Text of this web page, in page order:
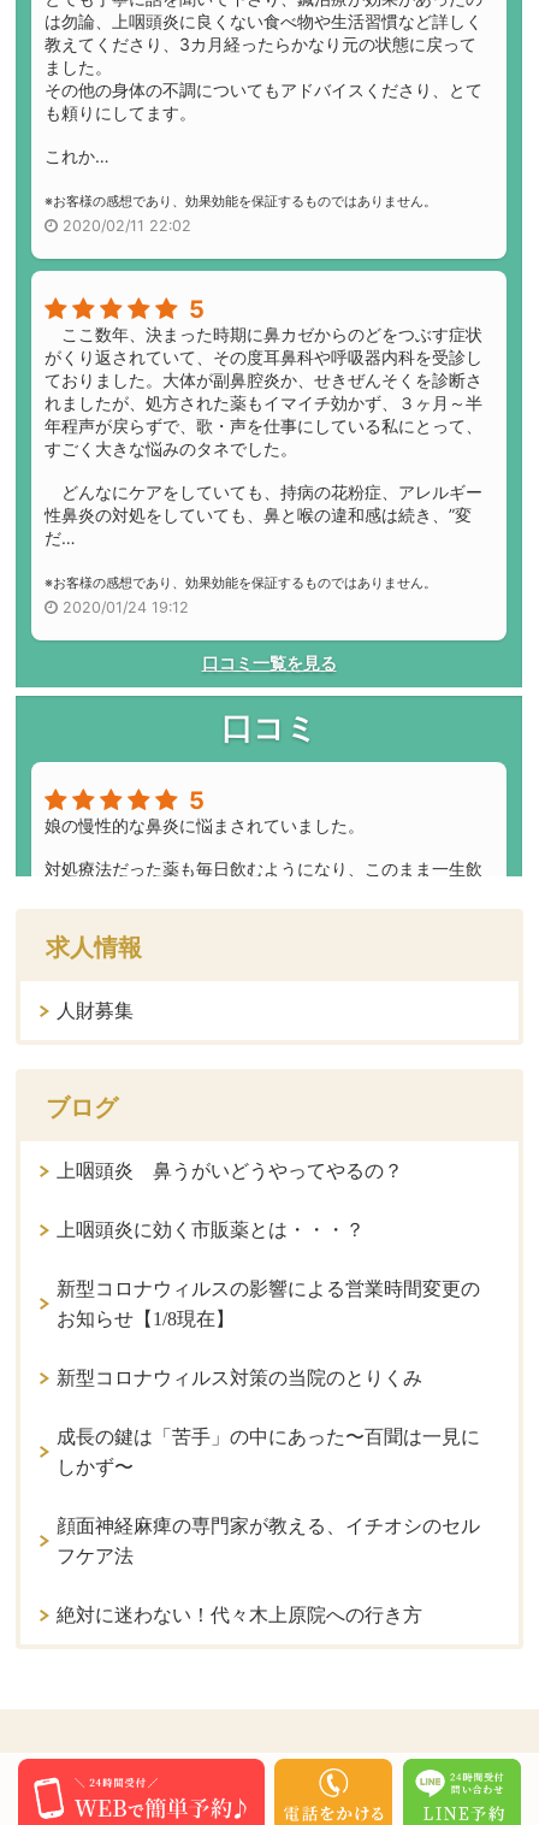
求人情報
人財募集
ブログ
上咽頭炎 鼻うがいどうやってやるの？
上咽頭炎に効く市販薬とは・・・？
新型コロナウィルスの影響による営業時間変更の
お知らせ【1/8現在】
新型コロナウィルス対策の当院のとりくみ
成長の鍵は「苦手」の中にあった〜百聞は一見に
しかず〜
顔面神経麻痺の専門家が教える、イチオシのセル
フケア法
絶対に迷わない！代々木上原院への行き方